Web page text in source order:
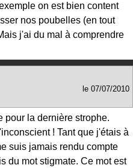
on est bien content
nos poubelles (en tout
j'ai du mal à comprendre
le 07/07/2010
pour la dernière strophe.
! Tant que j'étais à
suis jamais rendu compte
du mot stigmate. Ce mot est